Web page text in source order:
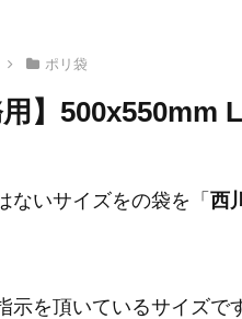
ポリ袋
用】500x550mm
ないサイズをの袋を「 西
を頂いているサイズで